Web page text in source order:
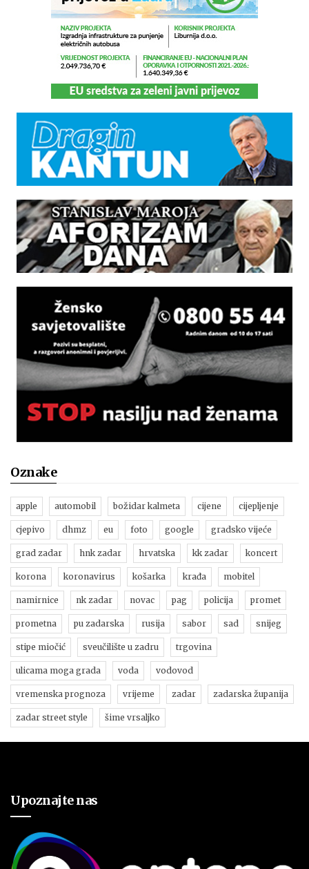
Oznake
apple automobil božidar kalmeta cijene cijepljenje
cjepivo dhmz eu foto google gradsko vijeće
grad zadar hnk zadar hrvatska kk zadar koncert
korona koronavirus košarka krađa mobitel
namirnice nk zadar novac pag policija promet
prometna pu zadarska rusija sabor sad snijeg
stipe miočić sveučilište u zadru trgovina
ulicama moga grada voda vodovod
vremenska prognoza vrijeme zadar zadarska županija
zadar street style šime vrsaljko
Upoznajte nas